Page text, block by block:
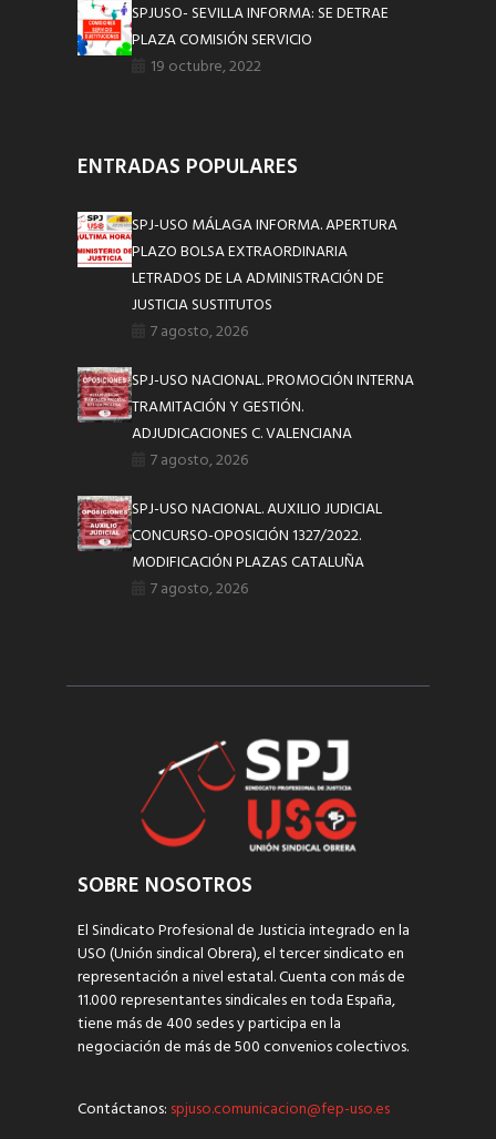
SPJUSO- SEVILLA INFORMA: SE DETRAE
PLAZA COMISIÓN SERVICIO
19 octubre, 2022
ENTRADAS POPULARES
SPJ-USO MÁLAGA INFORMA. APERTURA
PLAZO BOLSA EXTRAORDINARIA
LETRADOS DE LA ADMINISTRACIÓN DE
JUSTICIA SUSTITUTOS
7 agosto, 2026
SPJ-USO NACIONAL. PROMOCIÓN INTERNA
TRAMITACIÓN Y GESTIÓN.
ADJUDICACIONES C. VALENCIANA
7 agosto, 2026
SPJ-USO NACIONAL. AUXILIO JUDICIAL
CONCURSO-OPOSICIÓN 1327/2022.
MODIFICACIÓN PLAZAS CATALUÑA
7 agosto, 2026
SOBRE NOSOTROS
El Sindicato Profesional de Justicia integrado en la
USO (Unión sindical Obrera), el tercer sindicato en
representación a nivel estatal. Cuenta con más de
11.000 representantes sindicales en toda España,
tiene más de 400 sedes y participa en la
negociación de más de 500 convenios colectivos.
Contáctanos: spjuso.comunicacion@fep-uso.es